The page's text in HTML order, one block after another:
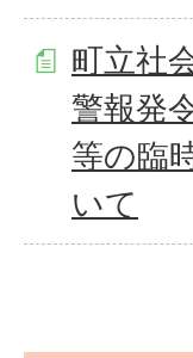
町立社
警報発
等の臨
いて